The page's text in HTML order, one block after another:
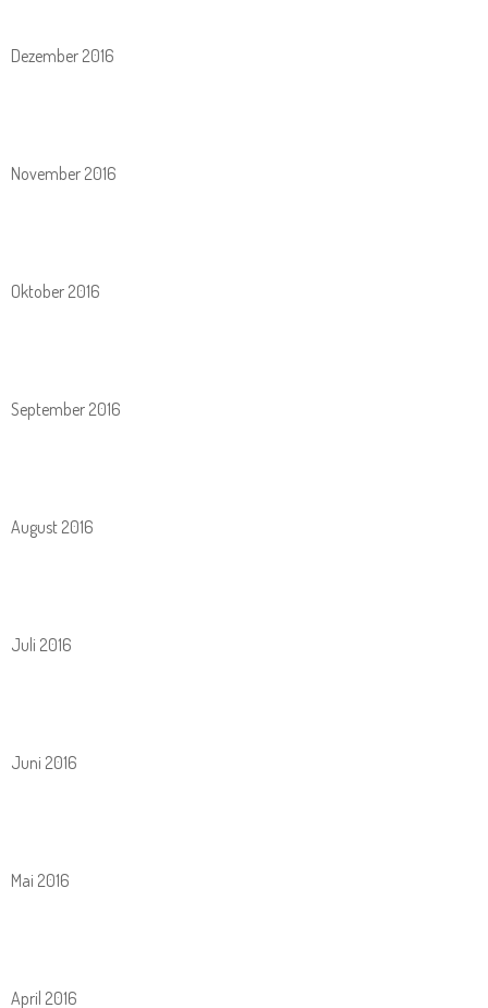
Dezember 2016
November 2016
Oktober 2016
September 2016
August 2016
Juli 2016
Juni 2016
Mai 2016
April 2016